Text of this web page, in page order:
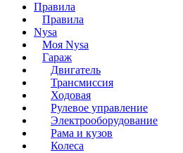
Правила
Правила
Nysa
Моя Nysa
Гараж
Двигатель
Трансмиссия
Ходовая
Рулевое управление
Электрооборудование
Рама и кузов
Колеса